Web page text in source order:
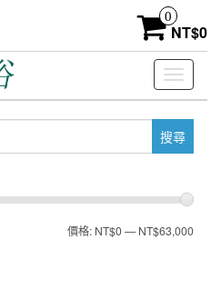
0
NT$0
Toggle
最最
價格: NT$0—NT$63,000